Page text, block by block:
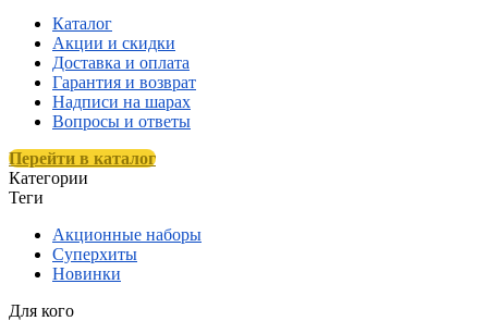
Каталог
Акции и скидки
Доставка и оплата
Гарантия и возврат
Надписи на шарах
Вопросы и ответы
Перейти в каталог
Категории
Теги
Акционные наборы
Суперхиты
Новинки
Для кого